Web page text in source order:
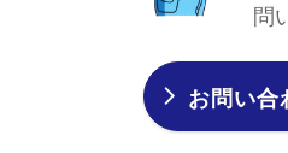
問
お問い合